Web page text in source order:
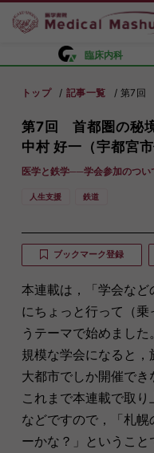
臨床内科
トップ 記事一覧 第7回 首都
第7回 首都圏の秘
中村 好一（宇都宮市
医学と鉄学──学会参加のつい
人生支援 鉄道
ブックマーク登録
本連載は，「学会など
にちょっと行って（
うテーマで始めまし
規模な学会になると
大都市でしか開催でき
これまで本連載で取
などですので，「札
ーかな？」というこ